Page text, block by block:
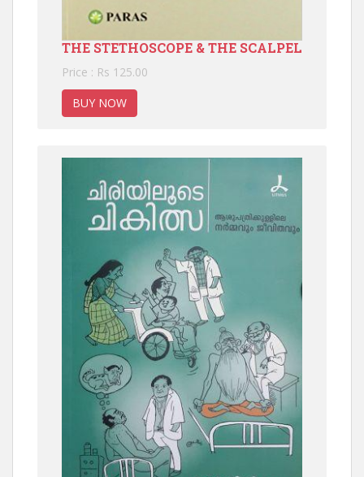
THE STETHOSCOPE & THE SCALPEL
Price : Rs 125.00
BUY NOW